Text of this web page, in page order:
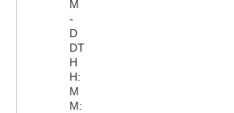
M
-
D
DT
H
H:
M
M: